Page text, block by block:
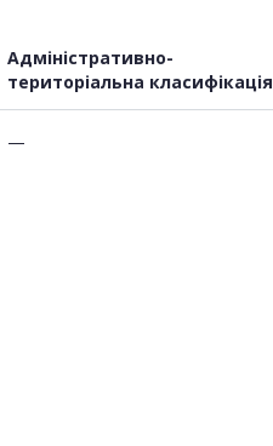
Адміністративно-
територіальна класифікація
—